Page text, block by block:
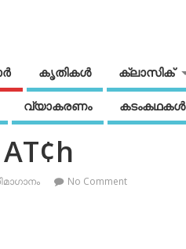
കൃതികൾ ക്ലാസിക്
വ്യാകരണം കടംകഥകള്‍
No Comment